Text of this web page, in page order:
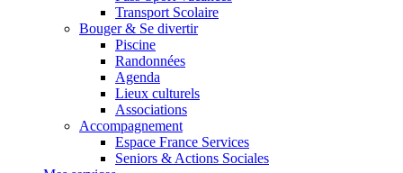
Transport Scolaire
Bouger & Se divertir
Piscine
Randonnées
Agenda
Lieux culturels
Associations
Accompagnement
Espace France Services
Seniors & Actions Sociales